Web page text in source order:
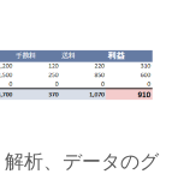
析、データのグ